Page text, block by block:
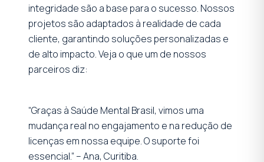
integridade são a base para o sucesso. Nossos
projetos são adaptados à realidade de cada
cliente, garantindo soluções personalizadas e
de alto impacto. Veja o que um de nossos
parceiros diz:
“Graças à Saúde Mental Brasil, vimos uma
mudança real no engajamento e na redução de
licenças em nossa equipe. O suporte foi
essencial.” – Ana, Curitiba.